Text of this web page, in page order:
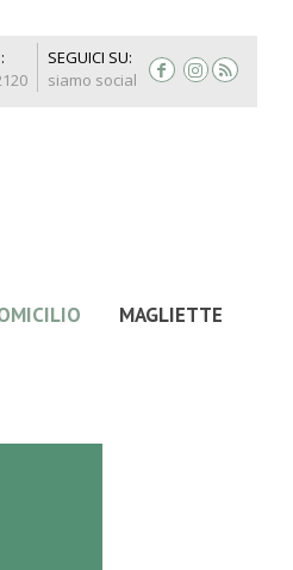
MAGLIETTE
SEGUICI SU:
siamo social